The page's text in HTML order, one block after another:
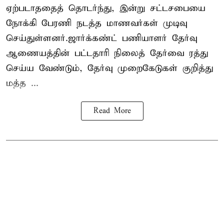
ஏற்படாததைத் தொடர்ந்து, இன்று சட்டசபையை
நோக்கி பேரணி நடத்த மாணவர்கள் முடிவு
செய்துள்ளனர்.ஜார்க்கண்ட் பணியாளர் தேர்வு
ஆணையத்தின் பட்டதாரி நிலைத் தேர்வை ரத்து
செய்ய வேண்டும், தேர்வு முறைகேடுகள் குறித்து
மத்த ...
Read More